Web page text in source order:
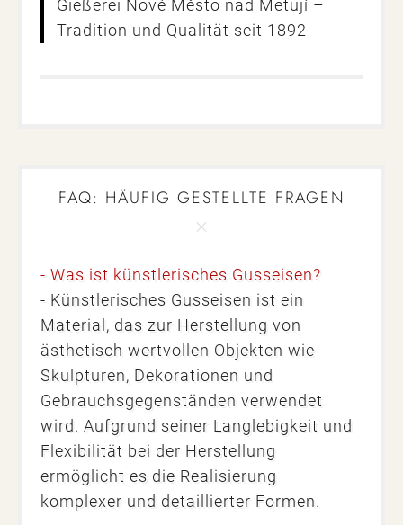
Gießerei Nové Město nad Metují –
Tradition und Qualität seit 1892
FAQ: HÄUFIG GESTELLTE FRAGEN
- Was ist künstlerisches Gusseisen?
- Künstlerisches Gusseisen ist ein
Material, das zur Herstellung von
ästhetisch wertvollen Objekten wie
Skulpturen, Dekorationen und
Gebrauchsgegenständen verwendet
wird. Aufgrund seiner Langlebigkeit und
Flexibilität bei der Herstellung
ermöglicht es die Realisierung
komplexer und detaillierter Formen.